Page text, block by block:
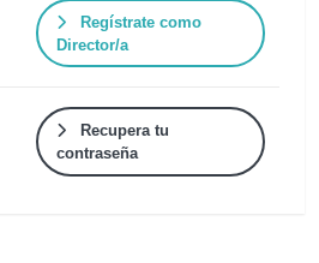
Regístrate como
Director/a
Recupera tu
contraseña